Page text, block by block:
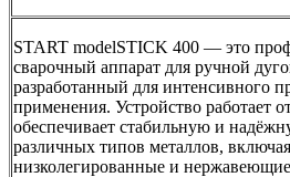
START modelSTICK 400 — это
сварочный аппарат для ручной
разработанный для интенсивного
применения. Устройство работает
обеспечивает стабильную и
различных типов металлов,
низколегированные и